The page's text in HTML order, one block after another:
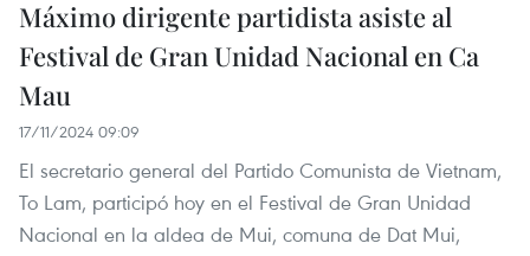
Máximo dirigente partidista asiste al
Festival de Gran Unidad Nacional en Ca
Mau
17/11/2024 09:09
El secretario general del Partido Comunista de Vietnam,
To Lam, participó hoy en el Festival de Gran Unidad
Nacional en la aldea de Mui, comuna de Dat Mui,